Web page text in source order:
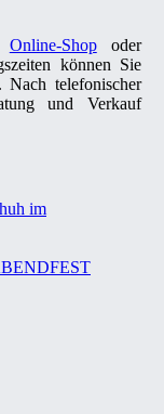
Online-Shopoder
können Sie
telefonischer
und Verkauf
im